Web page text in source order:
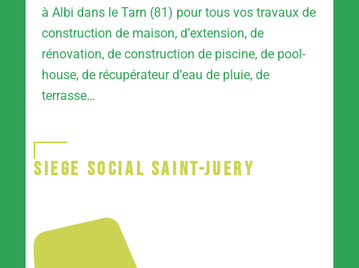
à Albi dans le Tarn (81) pour tous vos travaux de
construction de maison, d’extension, de
rénovation, de construction de piscine, de pool-
house, de récupérateur d’eau de pluie, de
terrasse…
SIEGE SOCIAL SAINT-JUERY